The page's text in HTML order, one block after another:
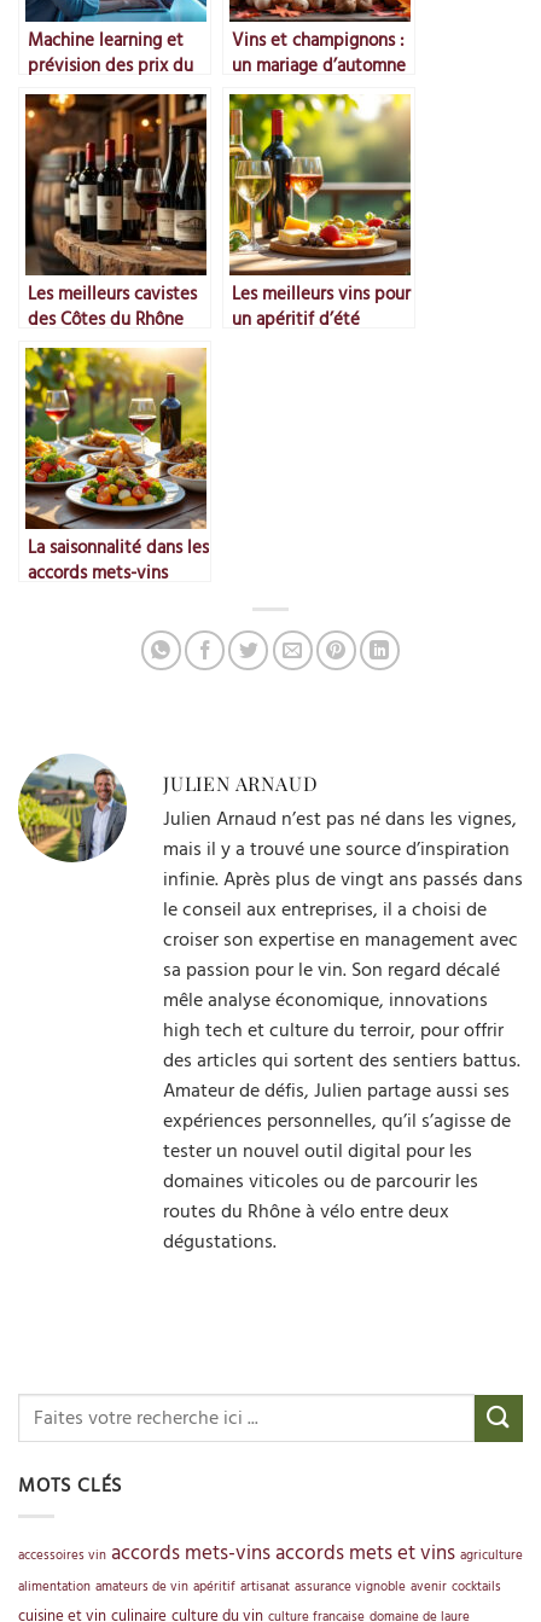
Machine learning et
prévision des prix du
marché
Vins et champignons :
un mariage d’automne
Les meilleurs cavistes
des Côtes du Rhône
Les meilleurs vins pour
un apéritif d’été
La saisonnalité dans les
accords mets-vins
JULIEN ARNAUD
Julien Arnaud n’est pas né dans les vignes,
mais il y a trouvé une source d’inspiration
infinie. Après plus de vingt ans passés dans
le conseil aux entreprises, il a choisi de
croiser son expertise en management avec
sa passion pour le vin. Son regard décalé
mêle analyse économique, innovations
high tech et culture du terroir, pour offrir
des articles qui sortent des sentiers battus.
Amateur de défis, Julien partage aussi ses
expériences personnelles, qu’il s’agisse de
tester un nouvel outil digital pour les
domaines viticoles ou de parcourir les
routes du Rhône à vélo entre deux
dégustations.
MOTS CLÉS
accessoires vin accords mets-vinsaccords mets et vins agriculture
alimentation amateurs de vin apéritif artisanat assurance vignoble avenir cocktails
cuisine et vin culinaire culture du vin culture française domaine de laure